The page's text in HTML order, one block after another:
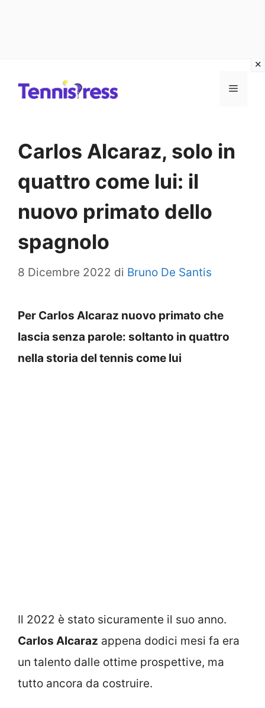
MENU
Carlos Alcaraz, solo in
quattro come lui: il
nuovo primato dello
spagnolo
8 Dicembre 2022 di Bruno De Santis
Per Carlos Alcaraz nuovo primato che
lascia senza parole: soltanto in quattro
nella storia del tennis come lui
Il 2022 è stato sicuramente il suo anno.
Carlos Alcaraz appena dodici mesi fa era
un talento dalle ottime prospettive, ma
tutto ancora da costruire.